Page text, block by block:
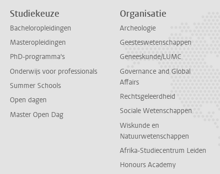
Studiekeuze
Bacheloropleidingen
Masteropleidingen
PhD-programma's
Onderwijs voor professionals
Summer Schools
Open dagen
Master Open Dag
Organisatie
Archeologie
Geesteswetenschappen
Geneeskunde/LUMC
Governance and Global
Affairs
Rechtsgeleerdheid
Sociale Wetenschappen
Wiskunde en
Natuurwetenschappen
Afrika-Studiecentrum Leiden
Honours Academy